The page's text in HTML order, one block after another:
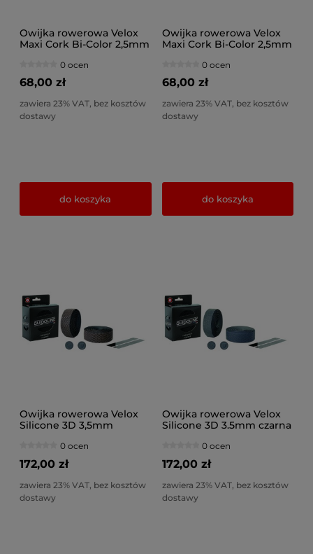
Owijka rowerowa Velox
Maxi Cork Bi-Color 2,5mm
0 ocen
68,00 zł
zawiera 23% VAT, bez kosztów
dostawy
do koszyka
Owijka rowerowa Velox
Maxi Cork Bi-Color 2,5mm
0 ocen
68,00 zł
zawiera 23% VAT, bez kosztów
dostawy
do koszyka
Owijka rowerowa Velox
Silicone 3D 3,5mm
0 ocen
172,00 zł
zawiera 23% VAT, bez kosztów
dostawy
Owijka rowerowa Velox
Silicone 3D 3.5mm czarna
0 ocen
172,00 zł
zawiera 23% VAT, bez kosztów
dostawy